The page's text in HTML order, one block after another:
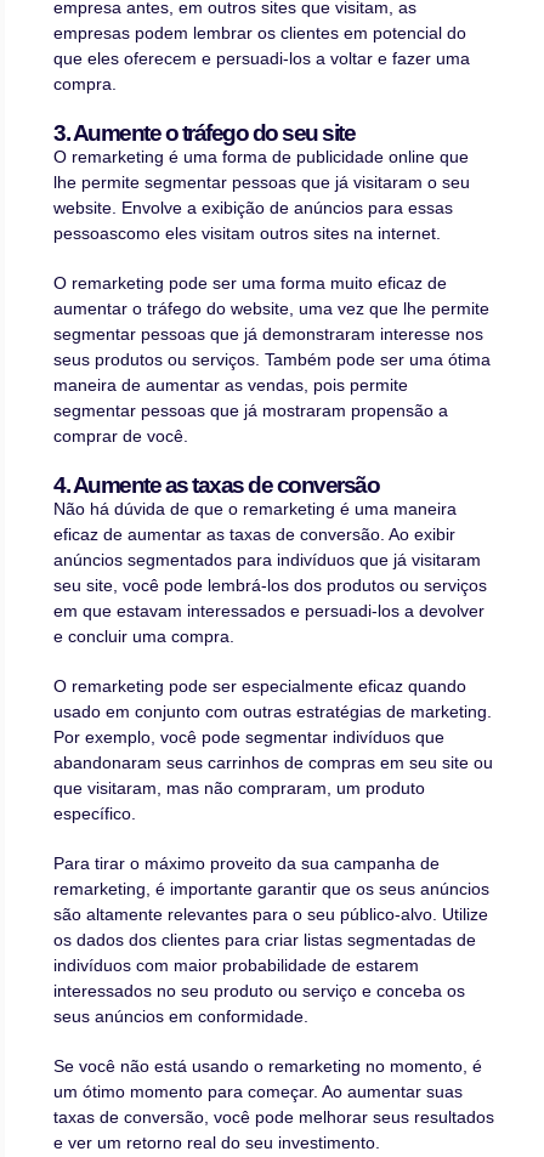
empresa antes, em outros sites que visitam, as
empresas podem lembrar os clientes em potencial do
que eles oferecem e persuadi-los a voltar e fazer uma
compra.
3. Aumente o tráfego do seu site
O remarketing é uma forma de publicidade online que
lhe permite segmentar pessoas que já visitaram o seu
website. Envolve a exibição de anúncios para essas
pessoascomo eles visitam outros sites na internet.
O remarketing pode ser uma forma muito eficaz de
aumentar o tráfego do website, uma vez que lhe permite
segmentar pessoas que já demonstraram interesse nos
seus produtos ou serviços. Também pode ser uma ótima
maneira de aumentar as vendas, pois permite
segmentar pessoas que já mostraram propensão a
comprar de você.
4. Aumente as taxas de conversão
Não há dúvida de que o remarketing é uma maneira
eficaz de aumentar as taxas de conversão. Ao exibir
anúncios segmentados para indivíduos que já visitaram
seu site, você pode lembrá-los dos produtos ou serviços
em que estavam interessados e persuadi-los a devolver
e concluir uma compra.
O remarketing pode ser especialmente eficaz quando
usado em conjunto com outras estratégias de marketing.
Por exemplo, você pode segmentar indivíduos que
abandonaram seus carrinhos de compras em seu site ou
que visitaram, mas não compraram, um produto
específico.
Para tirar o máximo proveito da sua campanha de
remarketing, é importante garantir que os seus anúncios
são altamente relevantes para o seu público-alvo. Utilize
os dados dos clientes para criar listas segmentadas de
indivíduos com maior probabilidade de estarem
interessados no seu produto ou serviço e conceba os
seus anúncios em conformidade.
Se você não está usando o remarketing no momento, é
um ótimo momento para começar. Ao aumentar suas
taxas de conversão, você pode melhorar seus resultados
e ver um retorno real do seu investimento.